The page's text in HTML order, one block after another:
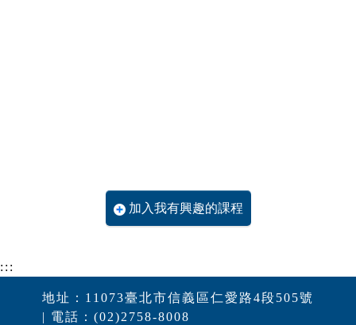
加入我有興趣的課程
:::
地址：11073臺北市信義區仁愛路4段505號
| 電話：(02)2758-8008